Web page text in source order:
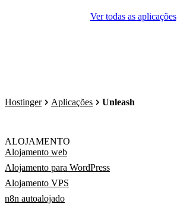
Ver todas as aplicações
Hostinger Aplicações Unleash
ALOJAMENTO
Alojamento web
Alojamento para WordPress
Alojamento VPS
n8n autoalojado